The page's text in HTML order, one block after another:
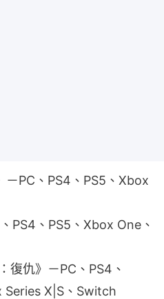
PC、PS4、PS5、Xbox
PS4、PS5、Xbox One、
復仇》－PC、PS4、
Series X|S、Switch